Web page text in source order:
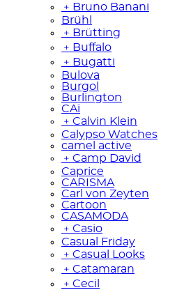
﹢ Bruno Banani
Brühl
﹢ Brütting
﹢ Buffalo
﹢ Bugatti
Bulova
Burgol
Burlington
CAï
﹢ Calvin Klein
Calypso Watches
camel active
﹢ Camp David
Caprice
CARISMA
Carl von Zeyten
Cartoon
CASAMODA
﹢ Casio
Casual Friday
﹢ Casual Looks
﹢ Catamaran
﹢ Cecil